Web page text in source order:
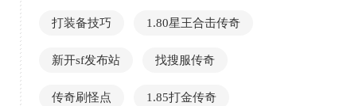
打装备技巧 1.80星王合击传奇
新开sf发布站 找搜服传奇
传奇刷怪点 1.85打金传奇